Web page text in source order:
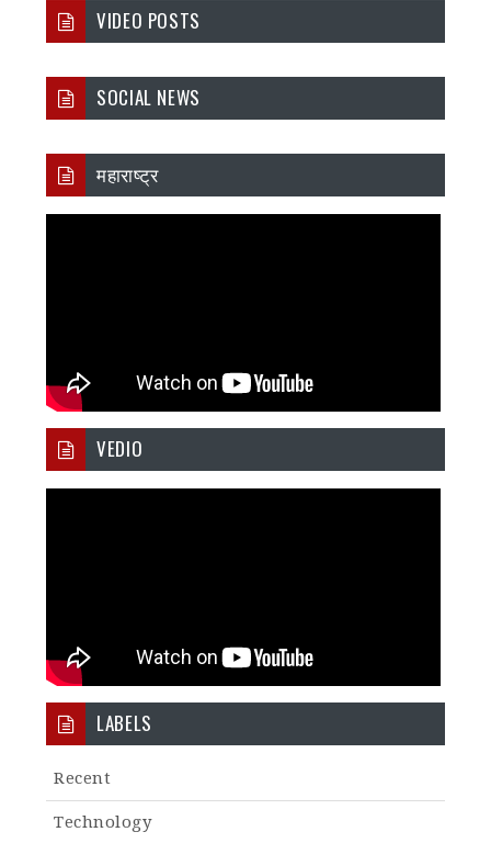
VIDEO POSTS
SOCIAL NEWS
महाराष्ट्र
VEDIO
LABELS
Recent
Technology